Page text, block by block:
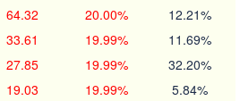
64.32 20.00% 12.21%
33.61 19.99% 11.69%
27.85 19.99% 32.20%
19.03 19.99% 5.84%